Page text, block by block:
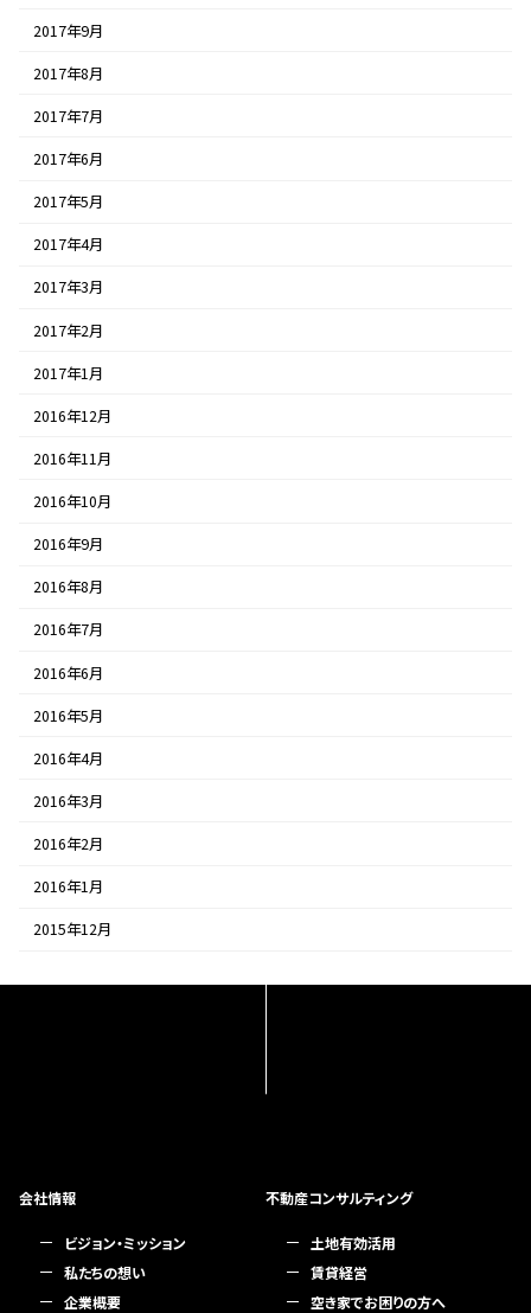
2017年9月
2017年8月
2017年7月
2017年6月
2017年5月
2017年4月
2017年3月
2017年2月
2017年1月
2016年12月
2016年11月
2016年10月
2016年9月
2016年8月
2016年7月
2016年6月
2016年5月
2016年4月
2016年3月
2016年2月
2016年1月
2015年12月
会社情報
ビジョン・ミッション
私たちの想い
企業概要
不動産コンサルティング
土地有効活用
賃貸経営
空き家でお困りの方へ